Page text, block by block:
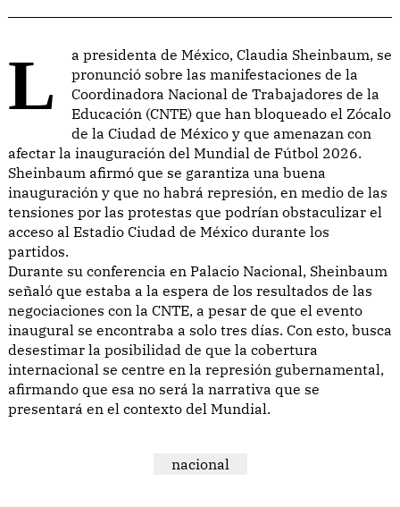
La presidenta de México, Claudia Sheinbaum, se
pronunció sobre las manifestaciones de la
Coordinadora Nacional de Trabajadores de la
Educación (CNTE) que han bloqueado el Zócalo
de la Ciudad de México y que amenazan con
afectar la inauguración del Mundial de Fútbol 2026.
Sheinbaum afirmó que se garantiza una buena
inauguración y que no habrá represión, en medio de las
tensiones por las protestas que podrían obstaculizar el
acceso al Estadio Ciudad de México durante los
partidos.
Durante su conferencia en Palacio Nacional, Sheinbaum
señaló que estaba a la espera de los resultados de las
negociaciones con la CNTE, a pesar de que el evento
inaugural se encontraba a solo tres días. Con esto, busca
desestimar la posibilidad de que la cobertura
internacional se centre en la represión gubernamental,
afirmando que esa no será la narrativa que se
presentará en el contexto del Mundial.
nacional